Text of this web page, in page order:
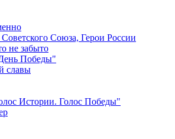
Союза, Герои России
не забыто
Победы"
славы
Истории. Голос Победы"